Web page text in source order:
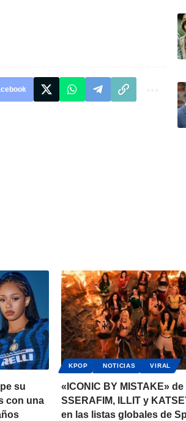
su
con una
KPOP NOTICIAS VIRAL
«ICONIC BY MISTAKE» de
SSERAFIM, ILLIT y
en las listas globales de